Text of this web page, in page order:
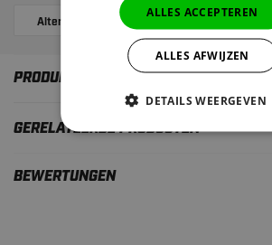
Alternatives
PRODUKTBESCHREIBUNG
GERELATEERDE PRODUCTEN
BEWERTUNGEN
ALLES ACCEPTEREN
ALLES AFWIJZEN
DETAILS WEERGEVEN